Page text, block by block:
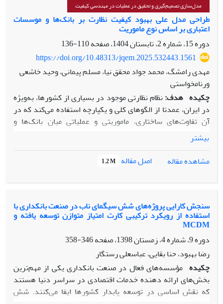
مدل‌سازی تصمیم‌گیری و تحقیق در عملیات در مهندسی کیفیت
طراحی مدل علی بهبود کیفیت نظارت بر بانک‌ها و موسسات
اعتباری بر اساس نوع ماموریت
دوره 15، شماره 2، تابستان 1404، صفحه
110-136
https://doi.org/10.48313/jqem.2025.532443.1561
مهدی رامشگ، محمد جواد محقق نیا، مسلم پیمانی، وحید خاشعی
ورنامخواستی
چکیده هدف:نظام نظارتی موجود در بسیاری از کشورها، به‌ویژه
در ایران، عمدتا از الگوهای کلی و یکپارچه استفاده می‌کند که در
آن تفاوت‌های ساختاری، ماموریتی و عملیاتی میان بانک‌ها و
موسسات مالی-اعتباری به درستی لحاظ نشده است. این رویکرد
یکنواخت، سبب کاهش دقت در شناسایی ریسک‌ها، عدم انطباق با
نیازهای خاص هر نهاد مالی و کاهش اثربخشی اقدامات نظارتی
شده است. هدف اصلی پژوهش حاضر طراحی مدل علی–معلولی
بهبود کیفیت نظارت بر اساس نوع مأموریت بانک­‌ها و مؤسسات
روش‌شناسی پژوهش:تحقیق حاضر به روش میکس متد (کیف–
کمی) و به‌صورت اکتشافی صورت پذیرفته است. آنگاه با استفاده
تجربه اجرایی در حوزه مالی و بانکی و با تحصیلات کارشناسی ارشد
و دکترا جهت بررسی روایی و پایایی مدل پیشنهادی استفاده شد.
همچنین پرسشنامه­های مقایسات زوجی بین خبرگان توزیع و با
تکنیک تصمیم­گیری چند شاخصه دیمتل فازی به بررسی میزان
شدت اثرگذاری و اثر پذیری میان ابعاد پژوهش پرداخته شده
بیشتر
مشاهده مقاله
اصل مقاله 1.2 M
سنجش کارایی پروژه‌های شش سیگمای ناب در صنعت بانکداری با
استفاده از رویکرد ترکیبی کارت امتیاز متوازن توسعه یافته و
MCDM
دوره 9، شماره 4، زمستان 1398، صفحه
346-358
رضا بهبود، حنا بقایی، عباسعلی رستگار
چکیده مؤسسه­‌های فعال در صنعت بانکداری یکی از مهم‌­ترین
بخش‌­های ارائه دهنده خدمات اقتصادی در سراسر دنیا هستند
که نقش اساسی در توسعه پایدار کشورها ایفا می­‌کنند. شش